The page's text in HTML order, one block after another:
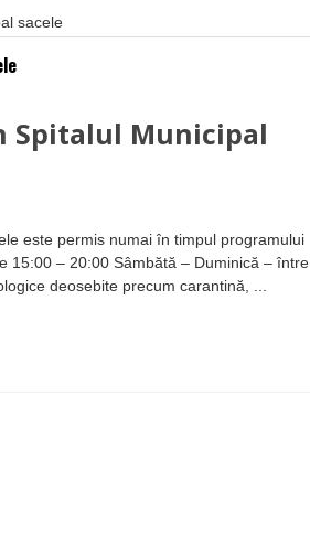
sacele
Spitalul Municipal
este permis numai în timpul programului
15:00 – 20:00 Sâmbătă – Duminică – între
deosebite precum carantină, ...